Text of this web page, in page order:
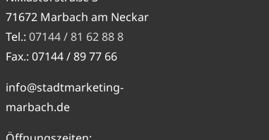
71672 Marbach am Neckar
Tel.: 07144 / 81 62 88 8
Fax.: 07144 / 89 77 66
info@stadtmarketing-
marbach.de